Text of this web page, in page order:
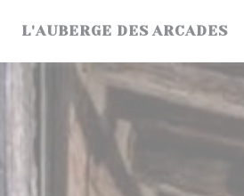
L'AUBERGE DES ARCADES